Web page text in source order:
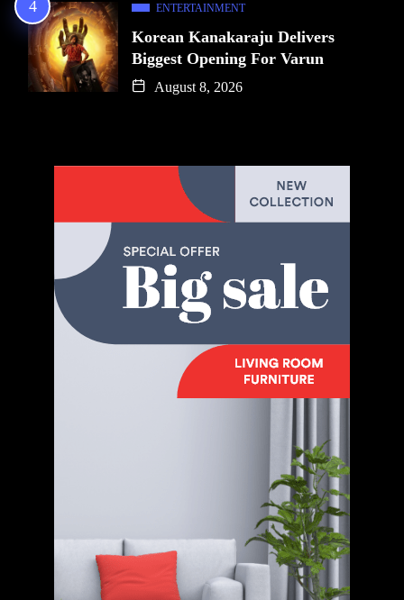
ENTERTAINMENT
Korean Kanakaraju Delivers
Biggest Opening For Varun
August 8, 2026